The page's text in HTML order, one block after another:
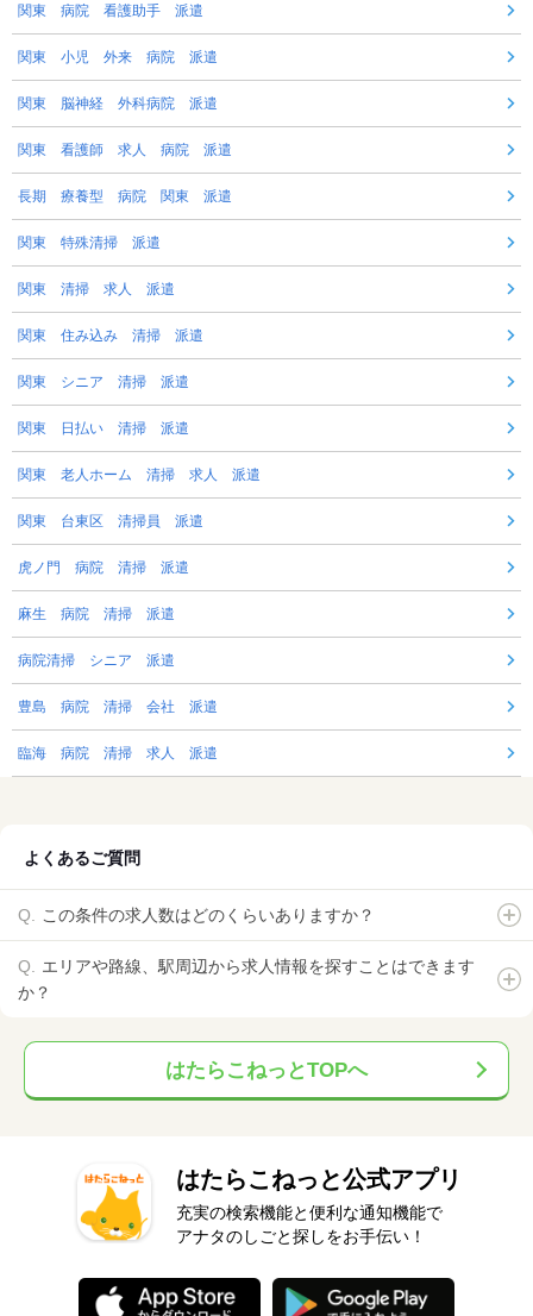
関東 病院 看護助手 派遣
関東 小児 外来 病院 派遣
関東 脳神経 外科病院 派遣
関東 看護師 求人 病院 派遣
長期 療養型 病院 関東 派遣
関東 特殊清掃 派遣
関東 清掃 求人 派遣
関東 住み込み 清掃 派遣
関東 シニア 清掃 派遣
関東 日払い 清掃 派遣
関東 老人ホーム 清掃 求人 派遣
関東 台東区 清掃員 派遣
虎ノ門 病院 清掃 派遣
麻生 病院 清掃 派遣
病院清掃 シニア 派遣
豊島 病院 清掃 会社 派遣
臨海 病院 清掃 求人 派遣
よくあるご質問
この条件の求人数はどのくらいありますか？
エリアや路線、駅周辺から求人情報を探すことはできます
か？
はたらこねっとTOPへ
はたらこねっと公式アプリ
充実の検索機能と便利な通知機能で
アナタのしごと探しをお手伝い！